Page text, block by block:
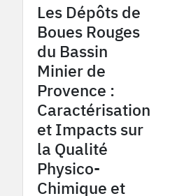
Les Dépôts de
Boues Rouges
du Bassin
Minier de
Provence :
Caractérisation
et Impacts sur
la Qualité
Physico-
Chimique et